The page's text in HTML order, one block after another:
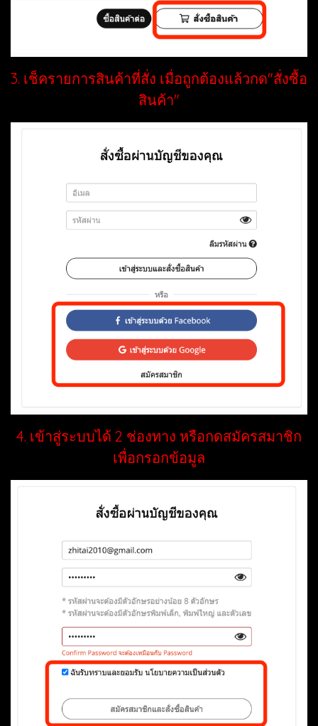
3. เช็ครายการสินค้าที่สั่ง เมื่อถูกต้องแล้วกด"สั่งซื้อ
สินค้า"
4. เข้าสู่ระบบได้ 2 ช่องทาง หรือกดสมัครสมาชิก
เพื่อกรอกข้อมูล